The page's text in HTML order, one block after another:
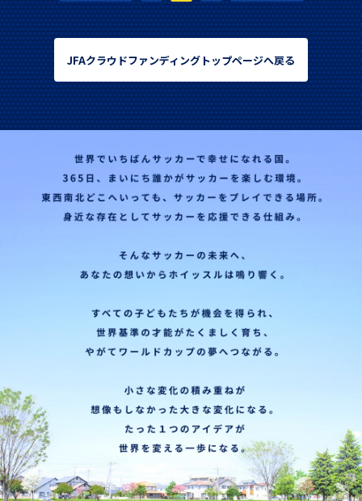
JFAクラウドファンディングトップページへ戻る